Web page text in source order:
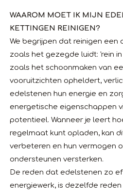
WAAROM MOET IK MIJN
KETTINGEN REINIGEN?
We begrijpen dat reinigen een
zoals het gezegde luidt: 'rein
zoals het schoonmaken van
vooruitzichten opheldert,
edelstenen hun energie en
energetische eigenschappen
potentieel. Wanneer je leert
regelmaat kunt opladen, kan
verbeteren en hun vermogen
ondersteunen versterken.
De reden dat edelstenen zo
energiewerk, is dezelfde